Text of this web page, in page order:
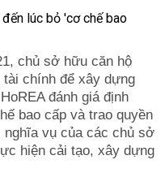
chủ sở hữu căn hộ
chính để xây dựng
đánh giá định
bao cấp và trao quyền
vụ của các chủ sở
hiện cải tạo, xây dựng